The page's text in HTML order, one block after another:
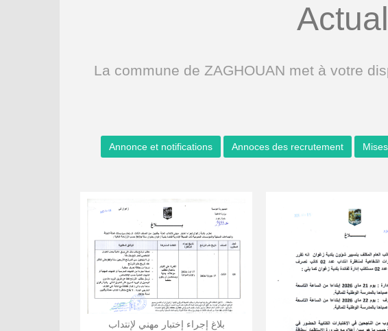
La commune de ZAGHOUAN met à votre
Annoces des recrutement
Annonce et notifications
بلاغ إجراء إختبار مهني لإنتداب